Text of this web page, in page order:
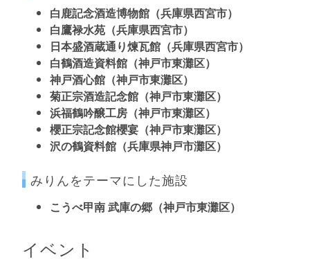
白鹿記念酒造博物館（兵庫県西宮市）
白鷹禄水苑（兵庫県西宮市）
日本盛酒蔵通り煉瓦館（兵庫県西宮市）
白鶴酒造資料館（神戸市東灘区）
神戸酒心館（神戸市東灘区）
菊正宗酒造記念館（神戸市東灘区）
浜福鶴吟醸工房（神戸市東灘区）
櫻正宗記念館櫻宴（神戸市東灘区）
沢の鶴資料館（兵庫県神戸市灘区）
みりんをテーマにした施設
こうべ甲南 武庫の郷（神戸市東灘区）
イベント